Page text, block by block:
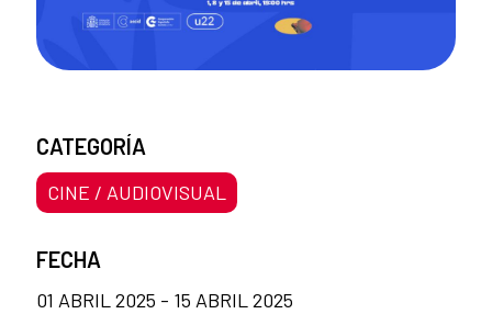
CATEGORÍA
CINE / AUDIOVISUAL
FECHA
01 ABRIL 2025 - 15 ABRIL 2025